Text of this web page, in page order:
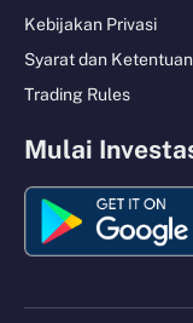
Kebijakan Privasi
Syarat dan Ketentuan
Trading Rules
Mulai